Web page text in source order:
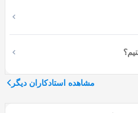
برق است که در شاخه
مهندسی برق قدرت
ئ تئزیع برق می پردازد.
از برق که قدرت بالایی
مشاهده استادکاران دیگر